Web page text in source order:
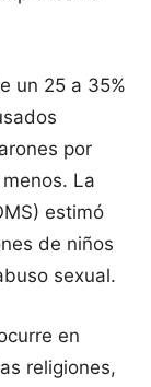
un 25 a 35%
por
La
estimó
de niños
sexual.
en
religiones,